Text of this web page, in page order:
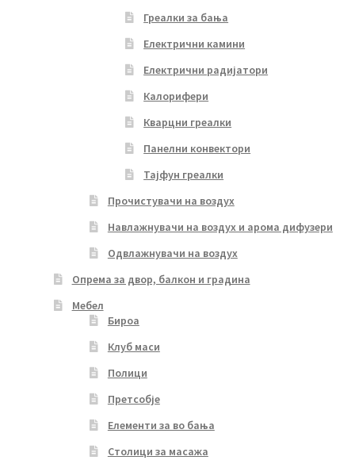
Греалки за бања
Електрични камини
Електрични радијатори
Калорифери
Кварцни греалки
Панелни конвектори
Тајфун греалки
Прочистувачи на воздух
Навлажнувачи на воздух и арома дифузери
Одвлажнувачи на воздух
Опрема за двор, балкон и градина
Мебел
Бироа
Клуб маси
Полици
Претсобје
Елементи за во бања
Столици за масажа